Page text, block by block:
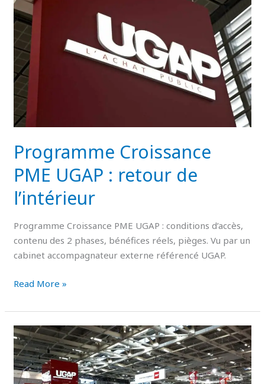
Programme Croissance
PME UGAP : retour de
l’intérieur
Programme Croissance PME UGAP : conditions d’accès,
contenu des 2 phases, bénéfices réels, pièges. Vu par un
cabinet accompagnateur externe référencé UGAP.
Croissance
PME
UGAP
:
retour
l’intérieur
Read More »
Mémoire
technique
UGAP
: